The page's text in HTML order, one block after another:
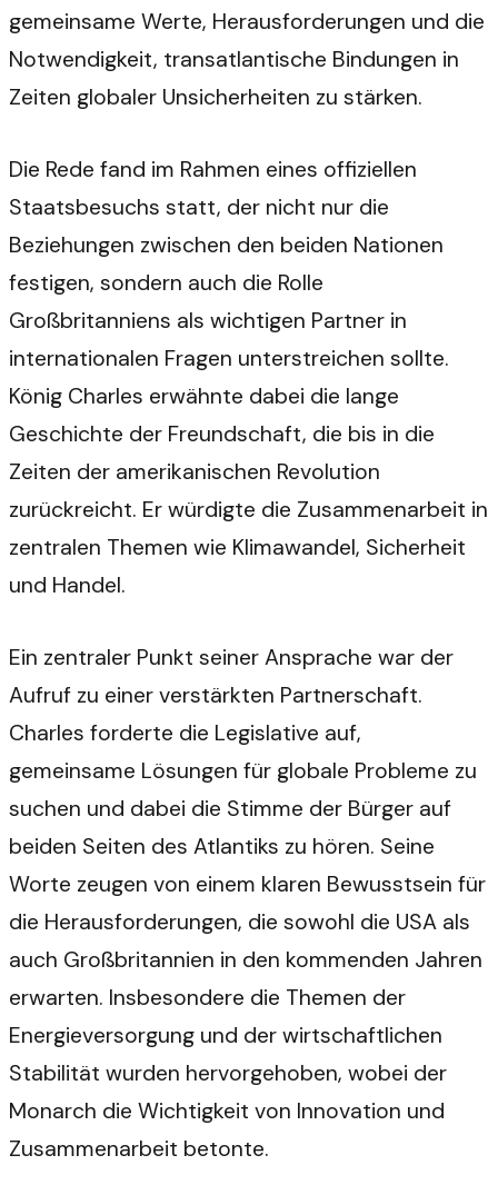
gemeinsame Werte, Herausforderungen und die
Notwendigkeit, transatlantische Bindungen in
Zeiten globaler Unsicherheiten zu stärken.
Die Rede fand im Rahmen eines offiziellen
Staatsbesuchs statt, der nicht nur die
Beziehungen zwischen den beiden Nationen
festigen, sondern auch die Rolle
Großbritanniens als wichtigen Partner in
internationalen Fragen unterstreichen sollte.
König Charles erwähnte dabei die lange
Geschichte der Freundschaft, die bis in die
Zeiten der amerikanischen Revolution
zurückreicht. Er würdigte die Zusammenarbeit in
zentralen Themen wie Klimawandel, Sicherheit
und Handel.
Ein zentraler Punkt seiner Ansprache war der
Aufruf zu einer verstärkten Partnerschaft.
Charles forderte die Legislative auf,
gemeinsame Lösungen für globale Probleme zu
suchen und dabei die Stimme der Bürger auf
beiden Seiten des Atlantiks zu hören. Seine
Worte zeugen von einem klaren Bewusstsein für
die Herausforderungen, die sowohl die USA als
auch Großbritannien in den kommenden Jahren
erwarten. Insbesondere die Themen der
Energieversorgung und der wirtschaftlichen
Stabilität wurden hervorgehoben, wobei der
Monarch die Wichtigkeit von Innovation und
Zusammenarbeit betonte.